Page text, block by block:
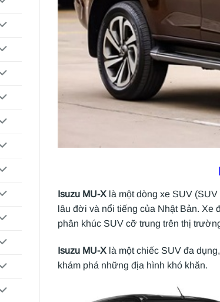
Isuzu MU-X là một dòng xe SUV
lâu đời và nổi tiếng của Nhật Bản. Xe
phân khúc SUV cỡ trung trên thị
Isuzu MU-X là một chiếc SUV đa
khám phá những địa hình khó khăn.